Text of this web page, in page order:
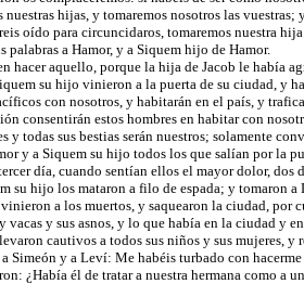
nuestras hijas, y tomaremos nosotros las
oído para circuncidaros, tomaremos nuestra
palabras a Hamor, y a Siquem hijo de Hamor.
hacer aquello, porque la hija de Jacob le había
su hijo vinieron a la puerta de su ciudad, y
con nosotros, y habitarán en el país, y
consentirán estos hombres en habitar con
y todas sus bestias serán nuestros; solamente
y a Siquem su hijo todos los que salían por la
día, cuando sentían ellos el mayor dolor,
su hijo los mataron a filo de espada; y tomaron a
a los muertos, y saquearon la ciudad, por
vacas y sus asnos, y lo que había en la ciudad y
cautivos a todos sus niños y sus mujeres, y
Simeón y a Leví: Me habéis turbado con
¿Había él de tratar a nuestra hermana como a